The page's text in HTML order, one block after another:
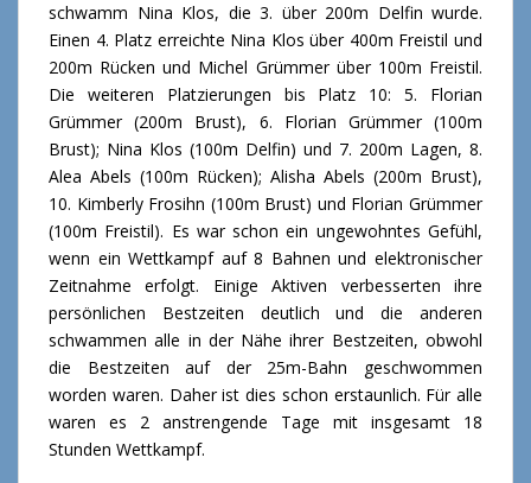
schwamm Nina Klos, die 3. über 200m Delfin wurde.
Einen 4. Platz erreichte Nina Klos über 400m Freistil und
200m Rücken und Michel Grümmer über 100m Freistil.
Die weiteren Platzierungen bis Platz 10: 5. Florian
Grümmer (200m Brust), 6. Florian Grümmer (100m
Brust); Nina Klos (100m Delfin) und 7. 200m Lagen, 8.
Alea Abels (100m Rücken); Alisha Abels (200m Brust),
10. Kimberly Frosihn (100m Brust) und Florian Grümmer
(100m Freistil). Es war schon ein ungewohntes Gefühl,
wenn ein Wettkampf auf 8 Bahnen und elektronischer
Zeitnahme erfolgt. Einige Aktiven verbesserten ihre
persönlichen Bestzeiten deutlich und die anderen
schwammen alle in der Nähe ihrer Bestzeiten, obwohl
die Bestzeiten auf der 25m-Bahn geschwommen
worden waren. Daher ist dies schon erstaunlich. Für alle
waren es 2 anstrengende Tage mit insgesamt 18
Stunden Wettkampf.